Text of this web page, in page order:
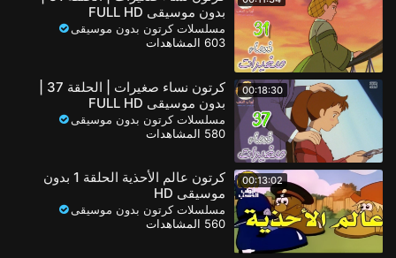
بدون موسيقى FULL HD
مسلسلات كرتون بدون موسيقى
603 المشاهدات
00:18:30
بدون موسيقى FULL HD
مسلسلات كرتون بدون موسيقى
580 المشاهدات
00:13:02
كرتون عالم الأحذية الحلقة 1 بدون
موسيقى HD
مسلسلات كرتون بدون موسيقى
560 المشاهدات